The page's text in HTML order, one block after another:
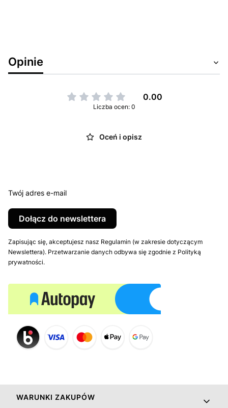
Opinie
0.00
Liczba ocen: 0
Oceń i opisz
Twój adres e-mail
Dołącz do newslettera
Zapisując się, akceptujesz nasz Regulamin (w zakresie dotyczącym
Newslettera). Przetwarzanie danych odbywa się zgodnie z Polityką
prywatności.
Linki w stopce
WARUNKI ZAKUPÓW